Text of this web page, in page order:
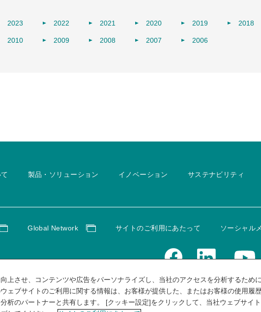
2023 2022 2021 2020 2019 2018
2010 2009 2008 2007 2006
製品・ソリューション イノベーション サステナビリティ
Global Network サイトのご利用にあたって ソーシャル
上させ、コンテンツや広告をパーソナライズし、当社のアクセスを分析するために
ェブサイトのご利用に関する情報は、お客様が提供した、またはお客様の使用履
析のパートナーと共有します。 [クッキー設定]をクリックして、当社ウェブサイト